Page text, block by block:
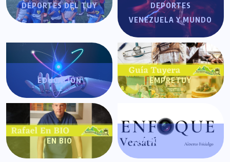
DEPORTES DEL TUY
DEPORTES
VENEZUELA Y MUNDO
EDUCACIÓN EMPRETUY
EN BIO ENFOQUE VERSÁTIL